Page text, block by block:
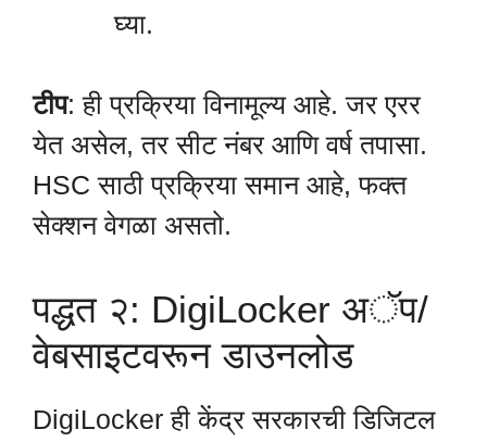
घ्या.
टीप: ही प्रक्रिया विनामूल्य आहे. जर एरर
येत असेल, तर सीट नंबर आणि वर्ष तपासा.
HSC साठी प्रक्रिया समान आहे, फक्त
सेक्शन वेगळा असतो.
पद्धत २: DigiLocker अॅप/
वेबसाइटवरून डाउनलोड
DigiLocker ही केंद्र सरकारची डिजिटल